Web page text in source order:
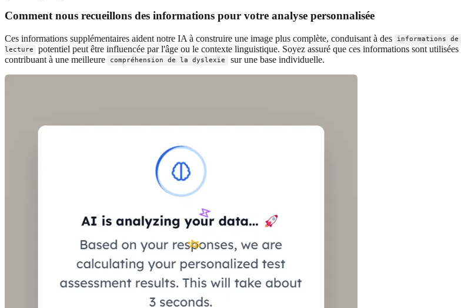
Comment nous recueillons des informations pour votre analyse personnalisée
Ces informations supplémentaires aident notre IA à construire une image plus complète, conduisant à des informations
lecture
potentiel peut être influencée par l'âge ou le contexte linguistique. Soyez assuré que ces informations sont
contribuant à une meilleure
compréhension de la dyslexie sur une base individuelle.